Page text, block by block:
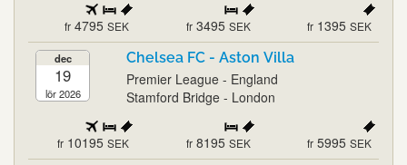
fr 4795 SEK fr 3495 SEK fr 1395 SEK
dec
19
lör 2026
Chelsea FC - Aston Villa
Premier League - England
Stamford Bridge - London
fr 10195 SEK fr 8195 SEK fr 5995 SEK